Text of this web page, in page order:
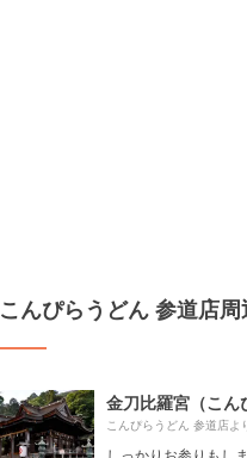
こんぴらうどん 参道店
金刀比羅宮（こん
こんぴらうどん 参道店よ
しっかりお参りもし